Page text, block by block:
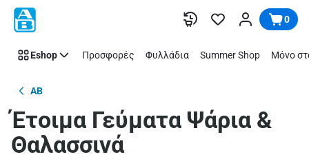
Παράλειψη 0
Eshop Προσφορές Φυλλάδια Summer Shop Μόνο
AB
Έτοιμα Γεύματα Ψάρια &
Θαλασσινά